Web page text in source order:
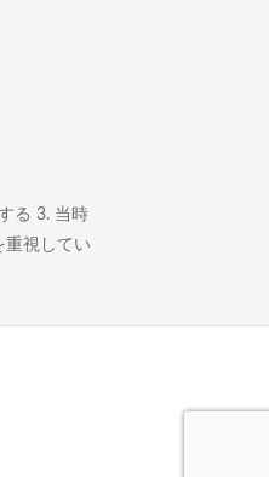
る 3. 当時
重視してい